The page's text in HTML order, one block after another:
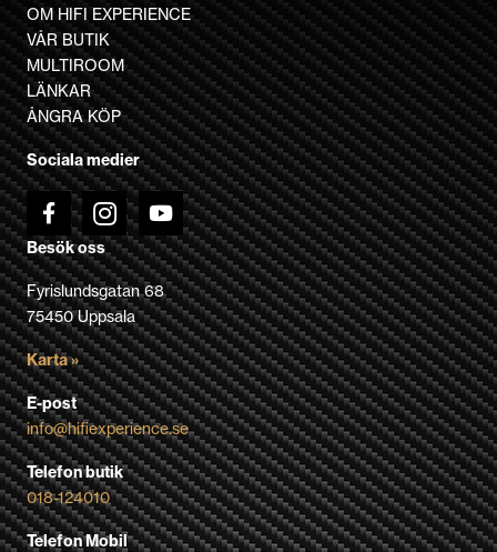
De
olika
alternativen
kan
väljas
på
produktsidan
OM HIFI EXPERIENCE
VÅR BUTIK
MULTIROOM
LÄNKAR
ÅNGRA KÖP
Sociala medier
Besök oss
Fyrislundsgatan 68
75450 Uppsala
Karta »
E-post
info@hifiexperience.se
Telefon butik
018-124010
Telefon Mobil